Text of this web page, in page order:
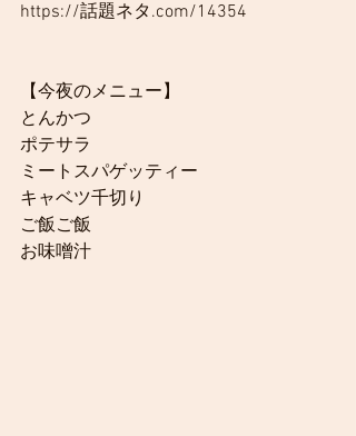
https://話題ネタ.com/14354
【今夜のメニュー】
とんかつ
ポテサラ
ミートスパゲッティー
キャベツ千切り
ご飯ご飯
お味噌汁